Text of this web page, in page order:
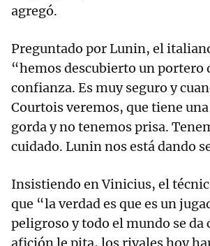
agregó.
Preguntado por Lunin, el
“hemos descubierto un portero
confianza. Es muy seguro y
Courtois veremos, que tiene
gorda y no tenemos prisa.
cuidado. Lunin nos está dando
Insistiendo en Vinicius, el
que “la verdad es que es un
peligroso y todo el mundo se da